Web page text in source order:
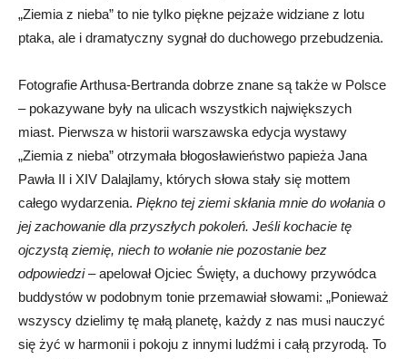
„Ziemia z nieba” to nie tylko piękne pejzaże widziane z lotu
ptaka, ale i dramatyczny sygnał do duchowego przebudzenia.
Fotografie Arthusa-Bertranda dobrze znane są także w Polsce
– pokazywane były na ulicach wszystkich największych
miast. Pierwsza w historii warszawska edycja wystawy
„Ziemia z nieba” otrzymała błogosławieństwo papieża Jana
Pawła II i XIV Dalajlamy, których słowa stały się mottem
całego wydarzenia. Piękno tej ziemi skłania mnie do wołania o
jej zachowanie dla przyszłych pokoleń. Jeśli kochacie tę
ojczystą ziemię, niech to wołanie nie pozostanie bez
odpowiedzi– apelował Ojciec Święty, a duchowy przywódca
buddystów w podobnym tonie przemawiał słowami: „Ponieważ
wszyscy dzielimy tę małą planetę, każdy z nas musi nauczyć
się żyć w harmonii i pokoju z innymi ludźmi i całą przyrodą. To